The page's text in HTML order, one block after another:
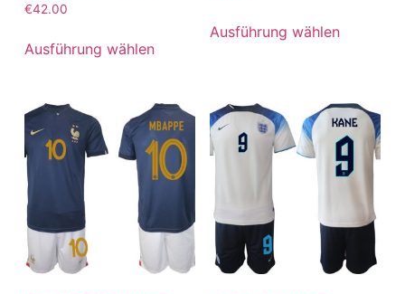
€42.00
Ausführung wählen
Ausführung wählen